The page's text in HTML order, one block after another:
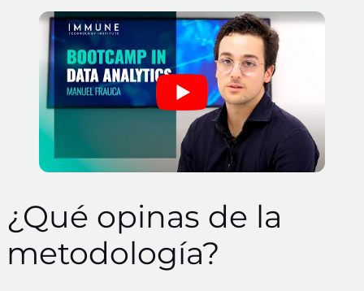
¿Qué opinas de la
metodología?